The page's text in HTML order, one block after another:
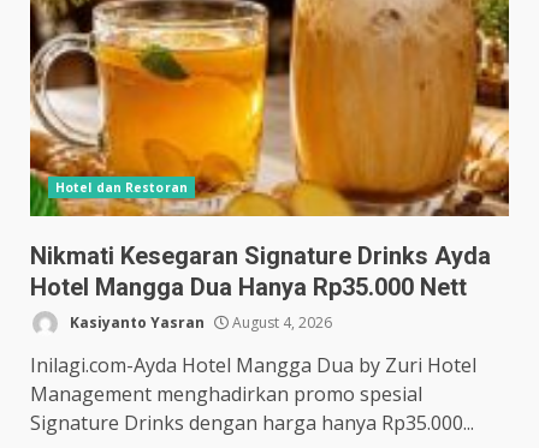
Hotel dan Restoran
Nikmati Kesegaran Signature Drinks Ayda
Hotel Mangga Dua Hanya Rp35.000 Nett
Kasiyanto Yasran August 4, 2026
Inilagi.com-Ayda Hotel Mangga Dua by Zuri Hotel
Management menghadirkan promo spesial
Signature Drinks dengan harga hanya Rp35.000...